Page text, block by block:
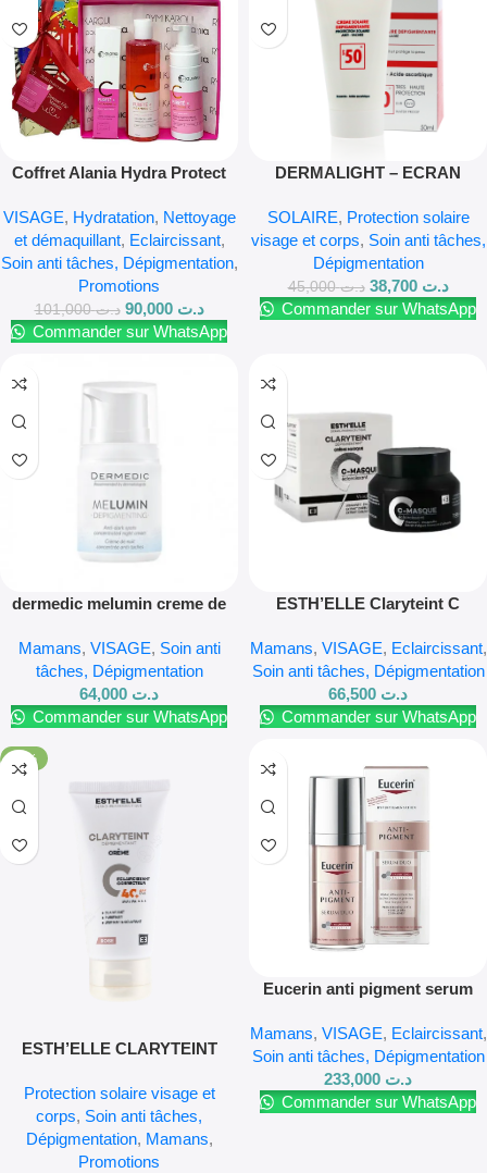
Coffret Alania Hydra Protect
VISAGE, Hydratation, Nettoyage
et démaquillant, Eclaircissant,
Soin anti tâches, Dépigmentation,
Promotions
د.ت101,000 د.ت 90,000
Commander sur WhatsApp
DERMALIGHT – ECRAN
Anti Tâche
SOLAIRE, Protection solaire
visage et corps, Soin anti tâches,
Dépigmentation
د.ت45,000 د.ت 38,700
Commander sur WhatsApp
dermedic melumin creme de
Mamans, VISAGE, Soin anti
tâches, Dépigmentation
د.ت
Commander sur WhatsApp
ESTH’ELLE Claryteint C
Mamans, VISAGE, Eclaircissant,
Soin anti tâches, Dépigmentation
د.ت
Commander sur WhatsApp
-25%
ESTH’ELLE CLARYTEINT
Protection solaire visage et
corps, Soin anti tâches,
Dépigmentation, Mamans,
Promotions
Eucerin anti pigment serum
Mamans, VISAGE, Eclaircissant,
Soin anti tâches, Dépigmentation
د.ت
Commander sur WhatsApp